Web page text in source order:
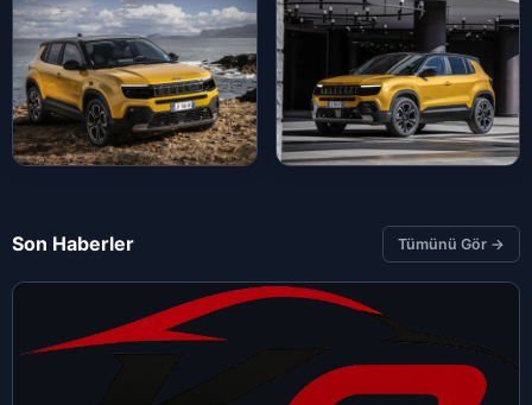
Son Haberler Tümünü Gör →